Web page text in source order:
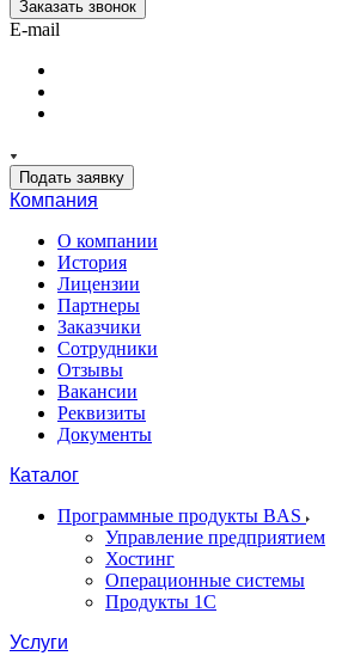
Заказать звонок
E-mail
Подать заявку
Компания
О компании
История
Лицензии
Партнеры
Заказчики
Сотрудники
Отзывы
Вакансии
Реквизиты
Документы
Каталог
Программные продукты BAS
Управление предприятием
Хостинг
Операционные системы
Продукты 1С
Услуги